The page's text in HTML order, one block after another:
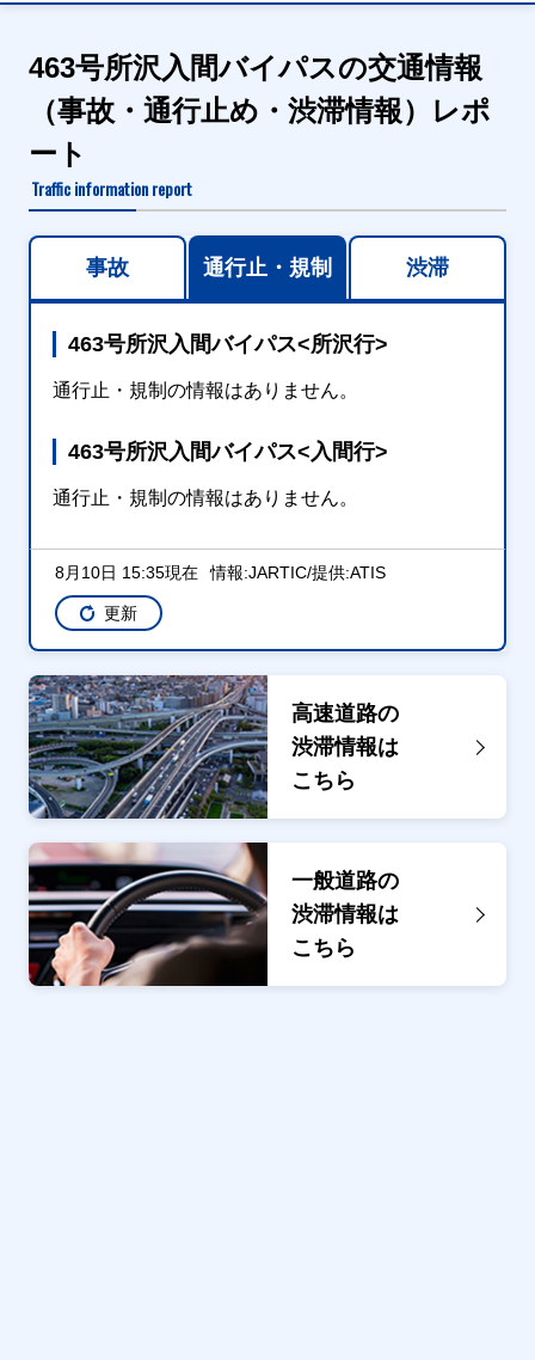
463号所沢入間バイパスの交通情報
（事故・通行止め・渋滞情報）レポ
ート
Traffic information report
事故 通行止・規制 渋滞
463号所沢入間バイパス<所沢行>
通行止・規制の情報はありません。
463号所沢入間バイパス<入間行>
通行止・規制の情報はありません。
8月10日 15:35現在 情報:JARTIC/提供:ATIS
更新
高速道路の
渋滞情報は
こちら
一般道路の
渋滞情報は
こちら